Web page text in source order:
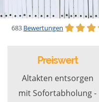
683 Bewertungen
Preiswert
Altakten entsorgen
mit Sofortabholung -